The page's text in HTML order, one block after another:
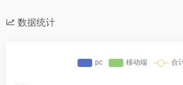
数据统计